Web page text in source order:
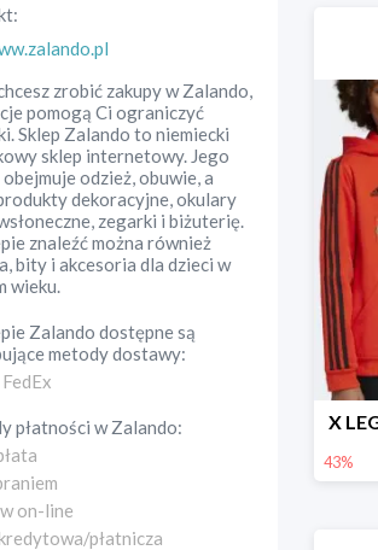
zrobić zakupy w Zalando,
pomogą Ci ograniczyć
Sklep Zalando to niemiecki
sklep internetowy. Jego
odzież, obuwie, a
dekoracyjne, okulary
zegarki i biżuterię.
znaleźć można również
bity i akcesoria dla dzieci w
wieku.
Zalando dostępne są
metody dostawy:
płatności wZalando:
on-line
płatnicza
X
43%